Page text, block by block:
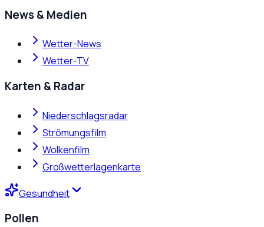
News & Medien
Wetter-News
Wetter-TV
Karten & Radar
Niederschlagsradar
Strömungsfilm
Wolkenfilm
Großwetterlagenkarte
Gesundheit
Pollen